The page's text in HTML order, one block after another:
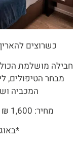
כשרוצים
מבחר הטיפולים,
המכביה
מחיר: 1,600 ₪ באמצע שבוע, 1850 ₪ בסופי שבוע